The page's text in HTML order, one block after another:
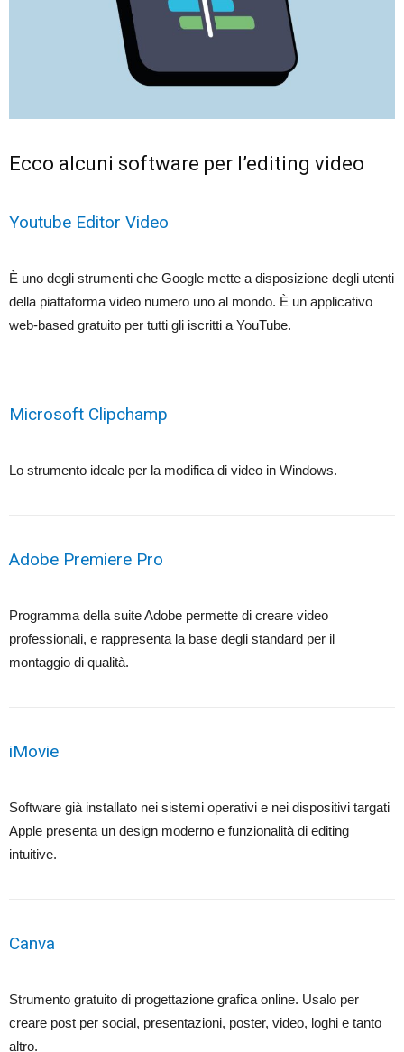
Ecco alcuni software per l’editing video
Youtube Editor Video
È uno degli strumenti che Google mette a disposizione degli utenti
della piattaforma video numero uno al mondo. È un applicativo
web-based gratuito per tutti gli iscritti a YouTube.
Microsoft Clipchamp
Lo strumento ideale per la modifica di video in Windows.
Adobe Premiere Pro
Programma della suite Adobe permette di creare video
professionali, e rappresenta la base degli standard per il
montaggio di qualità.
iMovie
Software già installato nei sistemi operativi e nei dispositivi targati
Apple presenta un design moderno e funzionalità di editing
intuitive.
Canva
Strumento gratuito di progettazione grafica online. Usalo per
creare post per social, presentazioni, poster, video, loghi e tanto
altro.